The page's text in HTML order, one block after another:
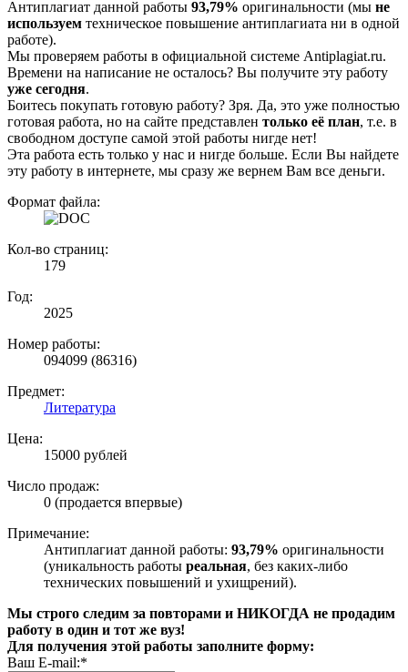
Антиплагиат данной работы 93,79% оригинальности (мы не
используем техническое повышение антиплагиата ни в одной
работе).
Мы проверяем работы в официальной системе Аntiplagiat.ru.
Времени на написание не осталось? Вы получите эту работу
уже сегодня.
Боитесь покупать готовую работу? Зря. Да, это уже полностью
готовая работа, но на сайте представлен только её план, т.е. в
свободном доступе самой этой работы нигде нет!
Эта работа есть только у нас и нигде больше. Если Вы найдете
эту работу в интернете, мы сразу же вернем Вам все деньги.
Формат файла:
Кол-во страниц:
179
Год:
2025
Номер работы:
094099 (86316)
Предмет:
Литература
Цена:
15000 рублей
Число продаж:
0 (продается впервые)
Примечание:
Антиплагиат данной работы: 93,79% оригинальности
(уникальность работы реальная, без каких-либо
технических повышений и ухищрений).
Мы строго следим за повторами и НИКОГДА не продадим
работу в один и тот же вуз!
Для получения этой работы заполните форму:
Ваш E-mail:*